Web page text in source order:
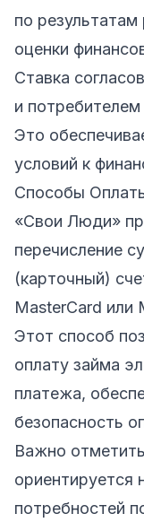
по результатам
оценки
Ставка
и
Это
условий к
Способы
«Свои Люди»
перечисление
(карточный)
MasterCard или
Этот способ
оплату займа
платежа,
безопасность
Важно
ориентируется
потребностей